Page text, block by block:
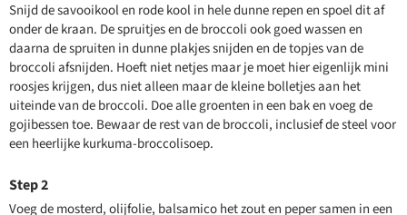
Snijd de savooikool en rode kool in hele dunne repen en spoel dit af
onder de kraan. De spruitjes en de broccoli ook goed wassen en
daarna de spruiten in dunne plakjes snijden en de topjes van de
broccoli afsnijden. Hoeft niet netjes maar je moet hier eigenlijk mini
roosjes krijgen, dus niet alleen maar de kleine bolletjes aan het
uiteinde van de broccoli. Doe alle groenten in een bak en voeg de
gojibessen toe. Bewaar de rest van de broccoli, inclusief de steel voor
een heerlijke kurkuma-broccolisoep.
Voeg de mosterd, olijfolie, balsamico het zout en peper samen in een